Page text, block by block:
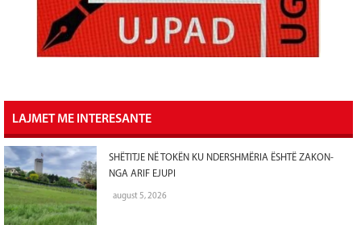
LAJMET ME INTERESANTE
SHËTITJE NË TOKËN KU NDERSHMËRIA ËSHTË ZAKON-
NGA ARIF EJUPI
august 5, 2026